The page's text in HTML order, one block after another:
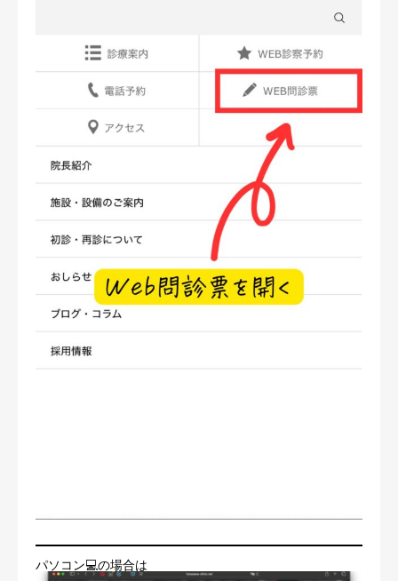
パソコン💻の場合は